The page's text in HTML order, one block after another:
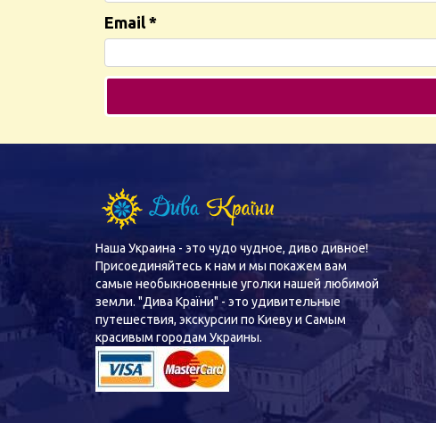
Email *
Наша Украина - это чудо чудное, диво дивное!
Присоединяйтесь к нам и мы покажем вам
самые необыкновенные уголки нашей любимой
земли. "Дива Країни" - это удивительные
путешествия, экскурсии по Киеву и Самым
красивым городам Украины.